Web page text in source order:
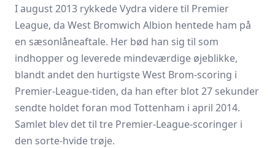
I august 2013 rykkede Vydra videre til Premier
League, da West Bromwich Albion hentede ham på
en sæsonlåneaftale. Her bød han sig til som
indhopper og leverede mindeværdige øjeblikke,
blandt andet den hurtigste West Brom-scoring i
Premier-League-tiden, da han efter blot 27 sekunder
sendte holdet foran mod Tottenham i april 2014.
Samlet blev det til tre Premier-League-scoringer i
den sorte-hvide trøje.